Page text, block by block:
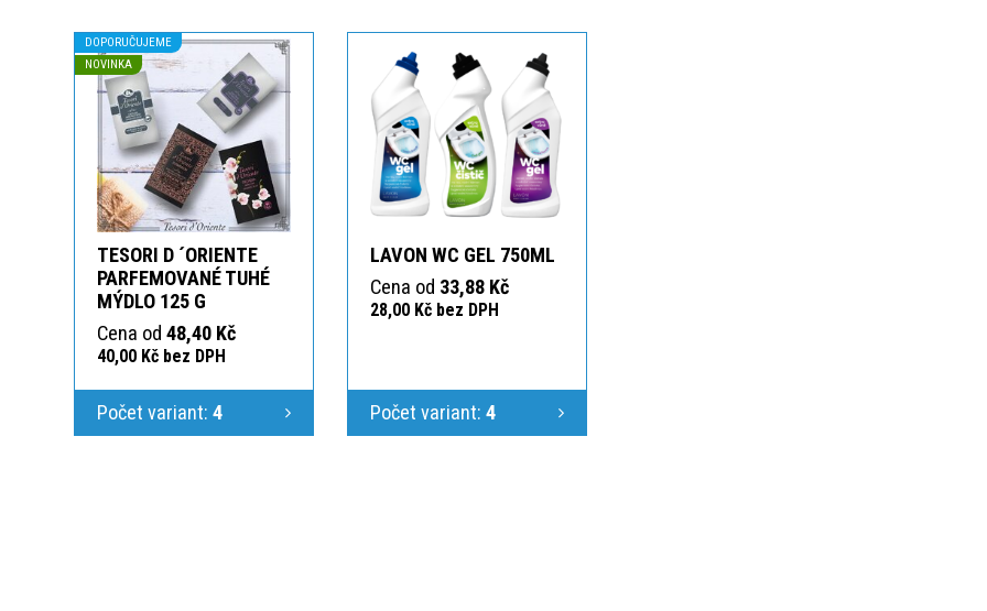
DOPORUČUJEME
NOVINKA
TESORI D ´ORIENTE
PARFEMOVANÉ TUHÉ
MÝDLO 125 G
Cena od 48,40 Kč
40,00 Kč bez DPH
Počet variant: 4
LAVON WC GEL 750ML
Cena od 33,88 Kč
28,00 Kč bez DPH
Počet variant: 4